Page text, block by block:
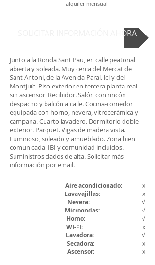
alquiler mensual
SOLICITAR INFORMACIÓN AHORA
Junto a la Ronda Sant Pau, en calle peatonal
abierta y soleada. Muy cerca del Mercat de
Sant Antoni, de la Avenida Paral. lel y del
Montjuïc. Piso exterior en tercera planta real
sin ascensor. Recibidor. Salón con rincón
despacho y balcón a calle. Cocina-comedor
equipada con horno, nevera, vitrocerámica y
campana. Cuarto lavadero. Dormitorio doble
exterior. Parquet. Vigas de madera vista.
Luminoso, soleado y amueblado. Zona bien
comunicada. IBI y comunidad incluidos.
Suministros dados de alta. Solicitar más
información por email.
Aire acondicionado: x
Lavavajillas: x
Nevera: √
Microondas: √
Horno: √
WI-FI: x
Lavadora: √
Secadora: x
Ascensor: x